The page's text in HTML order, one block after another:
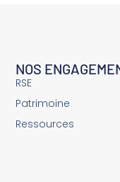
NOS
RSE
Patrimoine
Ressources